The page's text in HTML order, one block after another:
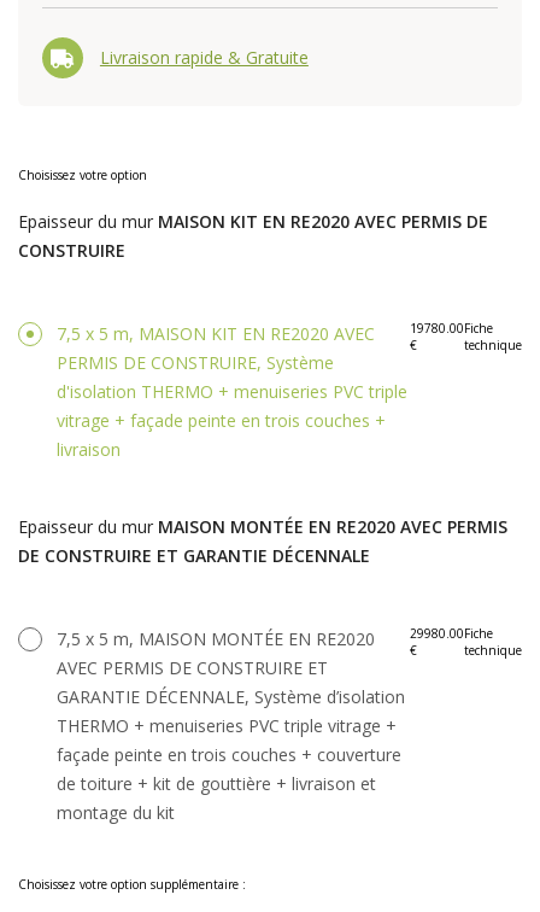
Livraison rapide & Gratuite
Choisissez votre option
Epaisseur du mur MAISON KIT EN RE2020 AVEC PERMIS DE
CONSTRUIRE
7,5 x 5 m, MAISON KIT EN RE2020 AVEC
PERMIS DE CONSTRUIRE, Système
d'isolation THERMO + menuiseries PVC triple
vitrage + façade peinte en trois couches +
livraison
19780.00
€
Fiche
technique
Epaisseur du mur MAISON MONTÉE EN RE2020 AVEC PERMIS
DE CONSTRUIRE ET GARANTIE DÉCENNALE
7,5 x 5 m, MAISON MONTÉE EN RE2020
AVEC PERMIS DE CONSTRUIRE ET
GARANTIE DÉCENNALE, Système d’isolation
THERMO + menuiseries PVC triple vitrage +
façade peinte en trois couches + couverture
de toiture + kit de gouttière + livraison et
montage du kit
29980.00
€
Fiche
technique
Choisissez votre option supplémentaire :